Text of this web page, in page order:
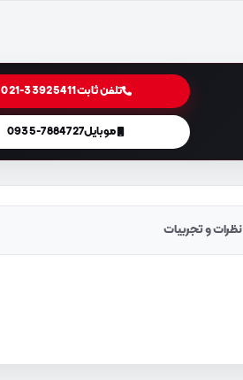
تلفن ثابت021-33925411
موبایل0935-7884727
نظرات و تجربیات